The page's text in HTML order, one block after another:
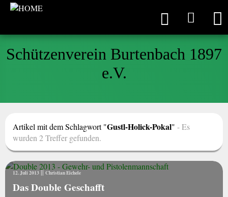
Schützenverein Burtenbach 1897
e.V.
Artikel mit dem Schlagwort "Gustl-Holick-Pokal" - Es
wurden 2 Treffer gefunden.
12. Juli 2013||Christian Eichele
Das Double Geschafft